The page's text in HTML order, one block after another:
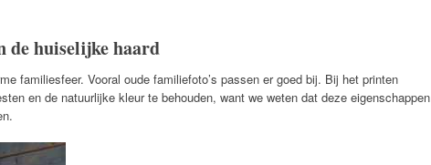
de huiselijke haard
familiesfeer. Vooral oude familiefoto’s passen er goed bij. Bij het printen
en de natuurlijke kleur te behouden, want we weten dat deze eigenschappen